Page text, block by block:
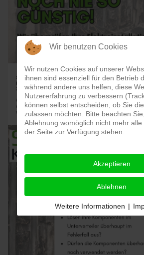
Wir benutzen Cookies
Wir nutzen Cookies auf unserer
ihnen sind essenziell für den Betrieb
während andere uns helfen, diese
Nutzererfahrung zu verbessern
können selbst entscheiden, ob Sie
zulassen möchten. Bitte beachten
Ablehnung womöglich nicht mehr
der Seite zur Verfügung stehen.
Akzeptieren
Ablehnen
Weitere Informationen |